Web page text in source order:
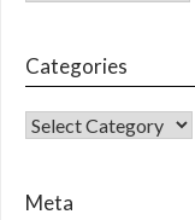
Categories
CATEGORIES
Meta